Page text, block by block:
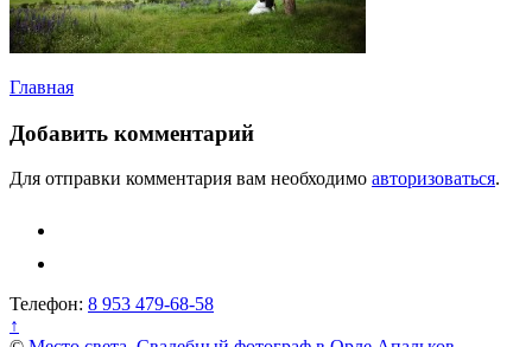
Навигация
по
записям
Главная
Добавить комментарий
Для отправки комментария вам необходимо авторизоваться.
Телефон: 8 953 479-68-58
↑